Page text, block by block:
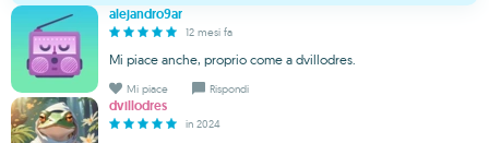
alejandro9ar
12 mesi fa
Mi piace anche, proprio come a dvillodres.
Mi piace Rispondi
dvillodres
in 2024